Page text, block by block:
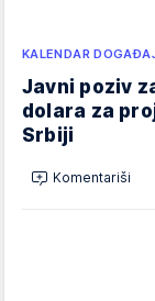
KALENDAR
Javni poziv
dolara za
Srbiji
Komentariši